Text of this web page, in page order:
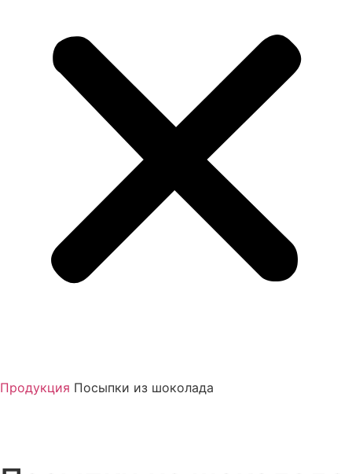
Продукция Посыпки из шоколада